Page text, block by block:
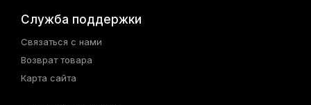
Служба поддержки
Связаться с нами
Возврат товара
Карта сайта